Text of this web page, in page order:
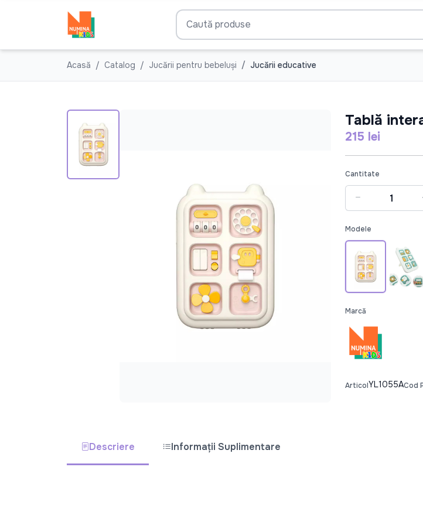
Acasă Catalog Jucării pentru bebeluşi Jucării educative
Tablă
215 lei
Cantitate
Modele
Marcă
ArticolYL1055ACod
Descriere Informații Suplimentare